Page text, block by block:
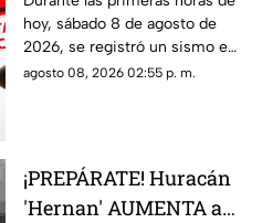
agosto de 2026: ¿Dónde
fue el epicentro del
temblor de este día?
hoy, sábado 8 de agosto de
2026, se registró un sismo en
México. Te decimos en donde
agosto 08, 2026 02:55 p. m.
¡PREPÁRATE! Huracán
'Hernan' AUMENTA a